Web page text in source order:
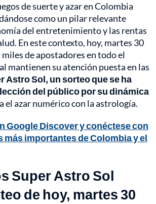
de suerte y azar en Colombia
como un pilar relevante
del entretenimiento y las rentas
En este contexto, hoy, martes 30
de apostadores en todo el
mantienen su atención puesta en las
Astro Sol, un sorteo que se ha
del público por su dinámica
el azar numérico con la astrología.
Google Discover y conéctese con
más importantes de Colombia y el
Super Astro Sol
de hoy, martes 30